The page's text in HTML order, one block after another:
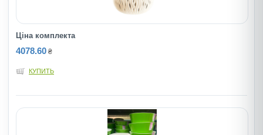
Ціна комплекта
4078.60 ₴
КУПИТЬ